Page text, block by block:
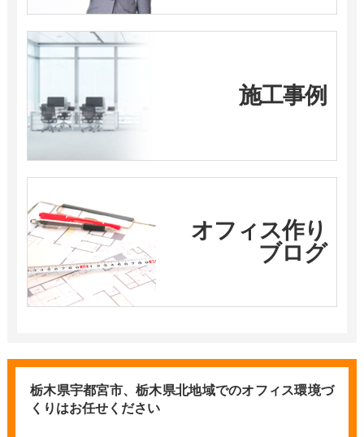
施工事例
オフィス作り
ブログ
栃木県宇都宮市、栃木県北地域でのオフィス環境づ
くりはお任せください